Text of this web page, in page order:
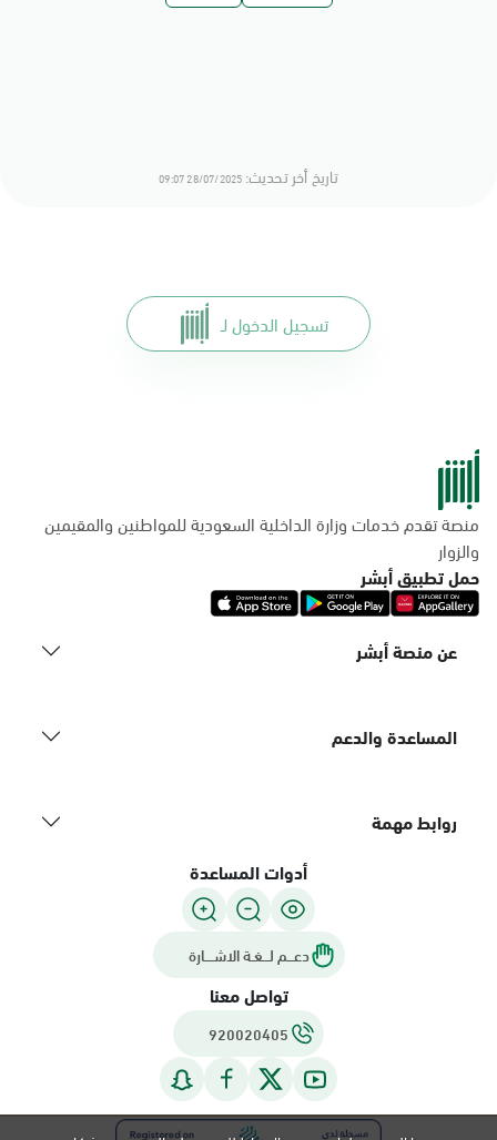
تاريخ أخر تحديث: 28/07/2025 09:07
تسجيل الدخول لـ
منصة تقدم خدمات وزارة الداخلية السعودية للمواطنين والمقيمين
والزوار
حمل تطبيق أبشر
عن منصة أبشر
المساعدة والدعم
روابط مهمة
أدوات المساعدة
دعـــم لـــغـة الاشــــارة
تواصل معنا
920020405